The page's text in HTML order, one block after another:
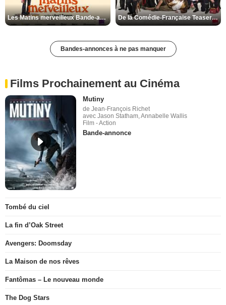
Les Matins merveilleux Bande-annonce VF De la Comédie-Française Teaser VF
Bandes-annonces à ne pas manquer
Films Prochainement au Cinéma
Mutiny
de Jean-François Richet
avec Jason Statham, Annabelle Wallis
Film - Action
Bande-annonce
Tombé du ciel
La fin d’Oak Street
Avengers: Doomsday
La Maison de nos rêves
Fantômas – Le nouveau monde
The Dog Stars